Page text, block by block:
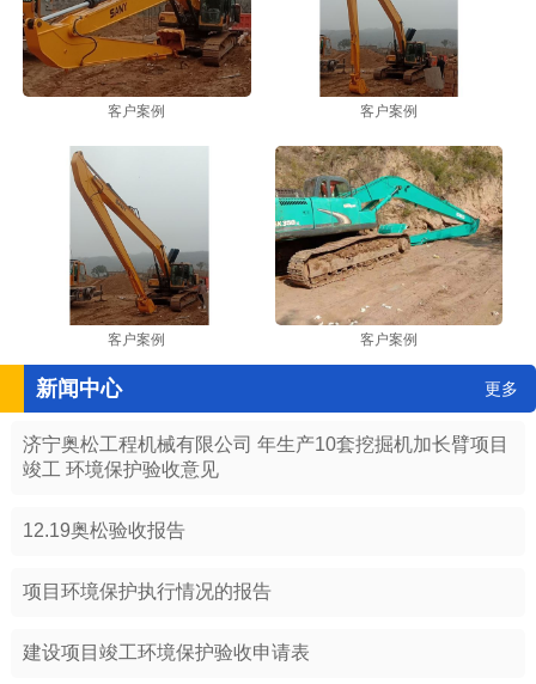
客户案例 客户案例
客户案例 客户案例
新闻中心 更多
济宁奥松工程机械有限公司 年生产10套挖掘机加长臂项目
竣工 环境保护验收意见
12.19奥松验收报告
项目环境保护执行情况的报告
建设项目竣工环境保护验收申请表